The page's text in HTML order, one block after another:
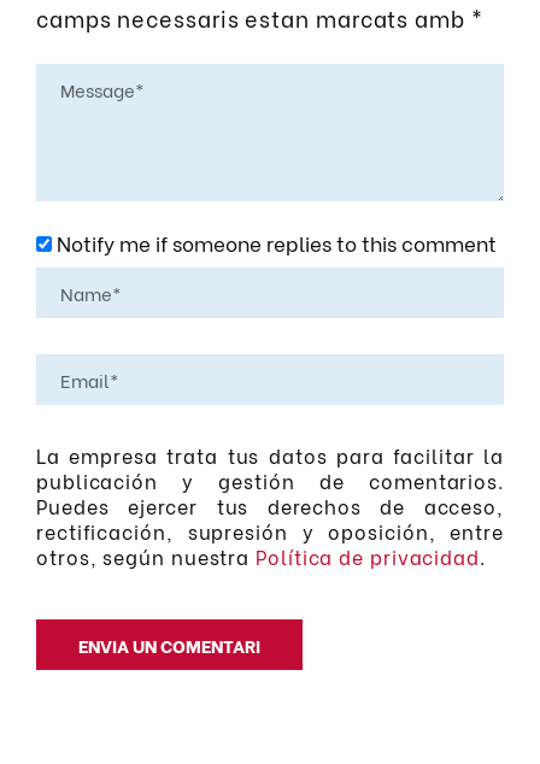
camps necessaris estan marcats amb *
Notify me if someone replies to this comment
La empresa trata tus datos para facilitar la
publicación y gestión de comentarios.
Puedes ejercer tus derechos de acceso,
rectificación, supresión y oposición, entre
otros, según nuestra Política de privacidad.